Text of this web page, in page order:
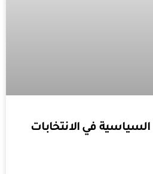
السياسية في الانتخابات